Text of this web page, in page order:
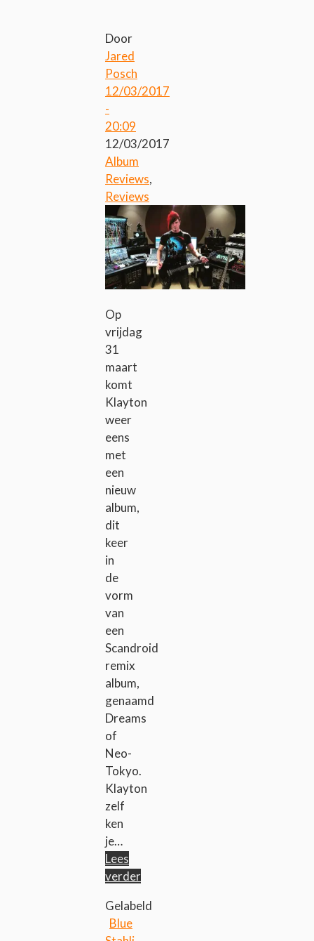
Door
Jared
Posch
12/03/2017
-
20:09
12/03/2017
Album
Reviews,
Reviews
Op
vrijdag
31
maart
komt
Klayton
weer
eens
met
een
nieuw
album,
dit
keer
in
de
vorm
van
een
Scandroid
remix
album,
genaamd
Dreams
of
Neo-
Tokyo.
Klayton
zelf
ken
je…
Lees
verder
Gelabeld
Blue